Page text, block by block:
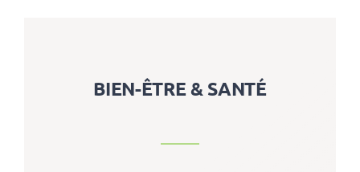
BIEN-ÊTRE & SANTÉ